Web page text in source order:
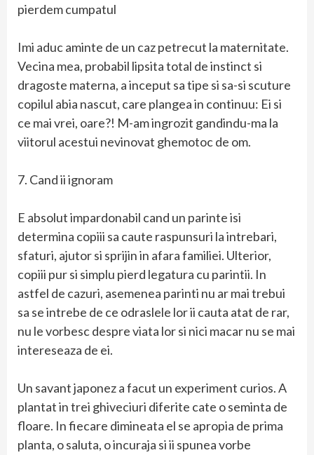
pierdem cumpatul
Imi aduc aminte de un caz petrecut la maternitate.
Vecina mea, probabil lipsita total de instinct si
dragoste materna, a inceput sa tipe si sa-si scuture
copilul abia nascut, care plangea in continuu: Ei si
ce mai vrei, oare?! M-am ingrozit gandindu-ma la
viitorul acestui nevinovat ghemotoc de om.
7. Cand ii ignoram
E absolut impardonabil cand un parinte isi
determina copiii sa caute raspunsuri la intrebari,
sfaturi, ajutor si sprijin in afara familiei. Ulterior,
copiii pur si simplu pierd legatura cu parintii. In
astfel de cazuri, asemenea parinti nu ar mai trebui
sa se intrebe de ce odraslele lor ii cauta atat de rar,
nu le vorbesc despre viata lor si nici macar nu se mai
intereseaza de ei.
Un savant japonez a facut un experiment curios. A
plantat in trei ghiveciuri diferite cate o seminta de
floare. In fiecare dimineata el se apropia de prima
planta, o saluta, o incuraja si ii spunea vorbe